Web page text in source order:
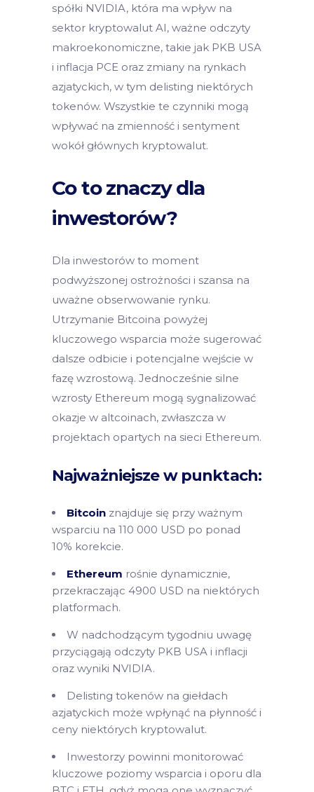
spółki NVIDIA, która ma wpływ na
sektor kryptowalut AI, ważne odczyty
makroekonomiczne, takie jak PKB USA
i inflacja PCE oraz zmiany na rynkach
azjatyckich, w tym delisting niektórych
tokenów. Wszystkie te czynniki mogą
wpływać na zmienność i sentyment
wokół głównych kryptowalut.
Co to znaczy dla
inwestorów?
Dla inwestorów to moment
podwyższonej ostrożności i szansa na
uważne obserwowanie rynku.
Utrzymanie Bitcoina powyżej
kluczowego wsparcia może sugerować
dalsze odbicie i potencjalne wejście w
fazę wzrostową. Jednocześnie silne
wzrosty Ethereum mogą sygnalizować
okazje w altcoinach, zwłaszcza w
projektach opartych na sieci Ethereum.
Najważniejsze w punktach:
Bitcoin znajduje się przy ważnym
wsparciu na 110 000 USD po ponad
10% korekcie.
Ethereum rośnie dynamicznie,
przekraczając 4900 USD na niektórych
platformach.
W nadchodzącym tygodniu uwagę
przyciągają odczyty PKB USA i inflacji
oraz wyniki NVIDIA.
Delisting tokenów na giełdach
azjatyckich może wpłynąć na płynność i
ceny niektórych kryptowalut.
Inwestorzy powinni monitorować
kluczowe poziomy wsparcia i oporu dla